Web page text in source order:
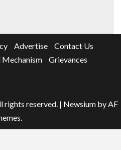
Advertise
Contact Us
Mechanism
Grievances
rights reserved. | Newsiumby AF